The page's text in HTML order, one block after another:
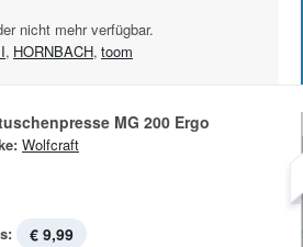
nicht mehr verfügbar.
, HORNBACH, toom
MG 200 Ergo
Wolfcraft
€ 9,99